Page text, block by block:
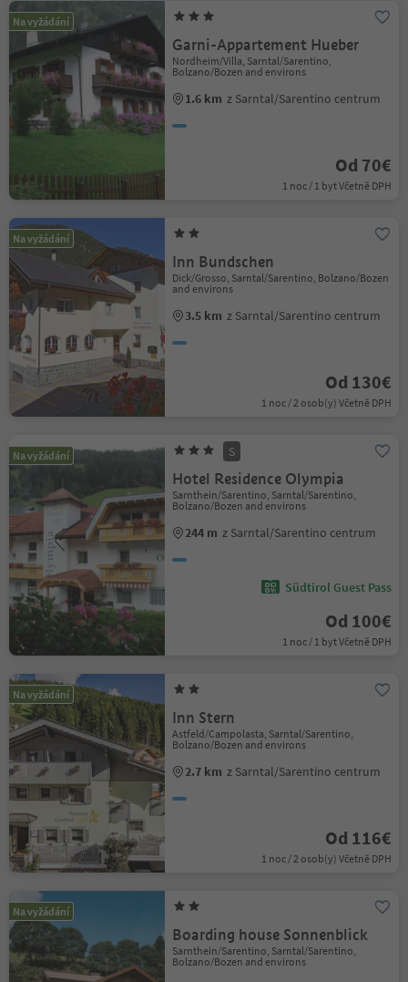
Na vyžádání
Garni-Appartement Hueber
Nordheim/Villa, Sarntal/Sarentino,
Bolzano/Bozen and environs
1.6 km z Sarntal/Sarentino centrum
Od 70€
1 noc / 1 byt Včetně DPH
Na vyžádání
Inn Bundschen
Dick/Grosso, Sarntal/Sarentino, Bolzano/Bozen
and environs
3.5 km z Sarntal/Sarentino centrum
Od 130€
1 noc / 2 osob(y) Včetně DPH
Na vyžádání S
Hotel Residence Olympia
Sarnthein/Sarentino, Sarntal/Sarentino,
Bolzano/Bozen and environs
244 m z Sarntal/Sarentino centrum
Südtirol Guest Pass
Od 100€
1 noc / 1 byt Včetně DPH
Na vyžádání
Inn Stern
Astfeld/Campolasta, Sarntal/Sarentino,
Bolzano/Bozen and environs
2.7 km z Sarntal/Sarentino centrum
Od 116€
1 noc / 2 osob(y) Včetně DPH
Na vyžádání
Boarding house Sonnenblick
Sarnthein/Sarentino, Sarntal/Sarentino,
Bolzano/Bozen and environs